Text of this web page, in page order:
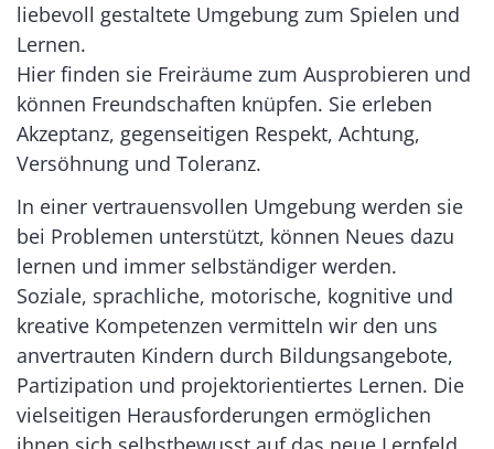
liebevoll gestaltete Umgebung zum Spielen und
Lernen.
Hier finden sie Freiräume zum Ausprobieren und
können Freundschaften knüpfen. Sie erleben
Akzeptanz, gegenseitigen Respekt, Achtung,
Versöhnung und Toleranz.
In einer vertrauensvollen Umgebung werden sie
bei Problemen unterstützt, können Neues dazu
lernen und immer selbständiger werden.
Soziale, sprachliche, motorische, kognitive und
kreative Kompetenzen vermitteln wir den uns
anvertrauten Kindern durch Bildungsangebote,
Partizipation und projektorientiertes Lernen. Die
vielseitigen Herausforderungen ermöglichen